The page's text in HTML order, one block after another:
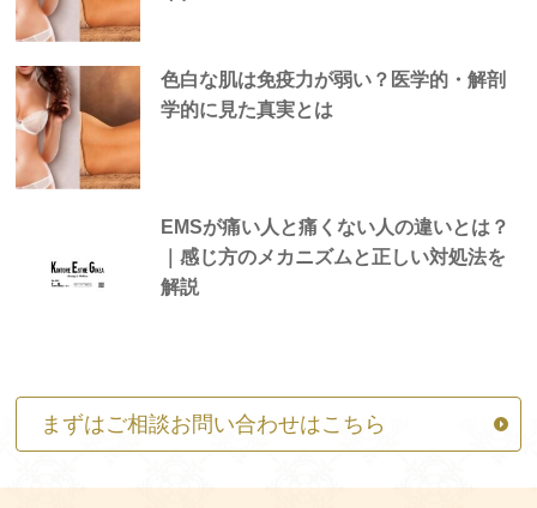
色白な肌は免疫力が弱い？医学的・解剖
学的に見た真実とは
EMSが痛い人と痛くない人の違いとは？
｜感じ方のメカニズムと正しい対処法を
解説
まずはご相談お問い合わせはこちら